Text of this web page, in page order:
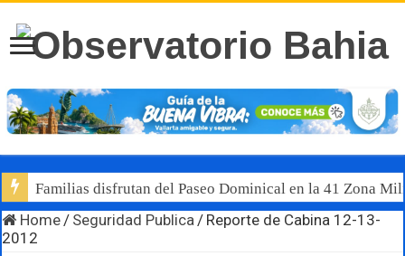
Familias disfrutan del Paseo Dominical en la 41 Zona
Home / Seguridad Publica / Reporte de Cabina 12-13-
2012